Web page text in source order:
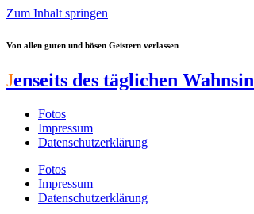
Zum Inhalt springen
Von allen guten und bösen Geistern verlassen
Jenseits des täglichen
Fotos
Impressum
Datenschutzerklärung
Fotos
Impressum
Datenschutzerklärung